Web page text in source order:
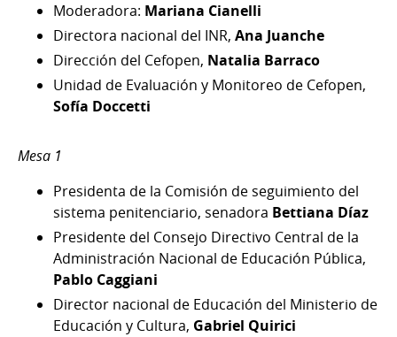
Moderadora: Mariana Cianelli
Directora nacional del INR, Ana Juanche
Dirección del Cefopen, Natalia Barraco
Unidad de Evaluación y Monitoreo de Cefopen,
Sofía Doccetti
Mesa 1
Presidenta de la Comisión de seguimiento del
sistema penitenciario, senadora Bettiana Díaz
Presidente del Consejo Directivo Central de la
Administración Nacional de Educación Pública,
Pablo Caggiani
Director nacional de Educación del Ministerio de
Educación y Cultura, Gabriel Quirici